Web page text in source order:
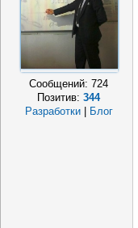
Сообщений:724
Позитив:344
Разработки
Блог